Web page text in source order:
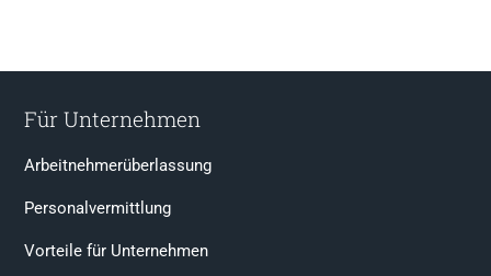
Für Unternehmen
Arbeitnehmerüberlassung
Personalvermittlung
Vorteile für Unternehmen